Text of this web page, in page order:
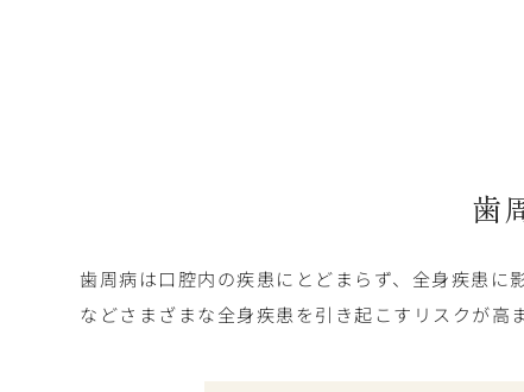
歯
歯周病は口腔内の疾患にとどまらず、全身疾患
などさまざまな全身疾患を引き起こすリスクが高